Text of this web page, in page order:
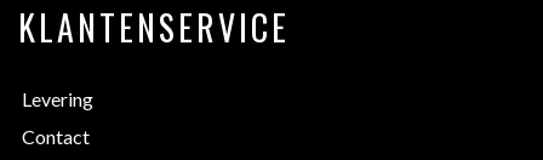
KLANTENSERVICE
Levering
Contact